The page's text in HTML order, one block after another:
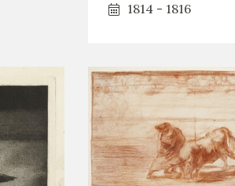
1814 - 1816